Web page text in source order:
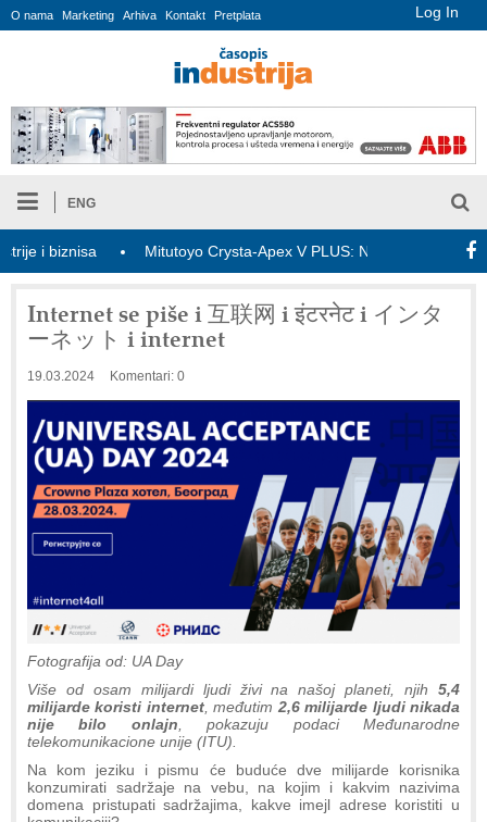
Log In
O nama Marketing Arhiva Kontakt Pretplata
ENG
biznisa Mitutoyo Crysta-Apex V PLUS: Nova era CNC merenja
Internet se piše i 互联网 i इंटरनेट i インタ
ーネット i internet
19.03.2024 Komentari: 0
Fotografija od: UA Day
Više od osam milijardi ljudi živi na našoj planeti, njih 5,4
milijarde koristi internet, međutim 2,6 milijarde ljudi nikada
nije bilo onlajn , pokazuju podaci Međunarodne
telekomunikacione unije (ITU).
Na kom jeziku i pismu će buduće dve milijarde korisnika
konzumirati sadržaje na vebu, na kojim i kakvim nazivima
domena pristupati sadržajima, kakve imejl adrese koristiti u